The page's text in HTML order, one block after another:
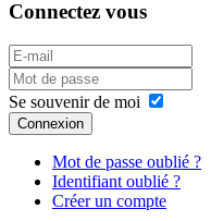
Connectez vous
Se souvenir de moi
Connexion
Mot de passe oublié ?
Identifiant oublié ?
Créer un compte